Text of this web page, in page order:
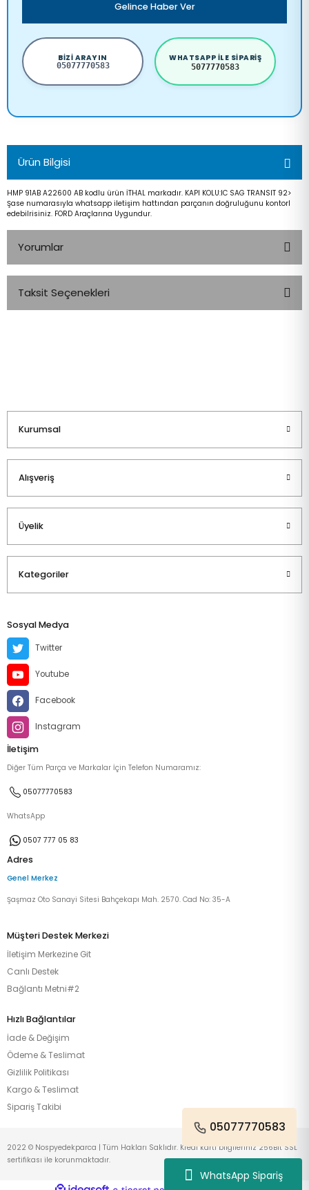
WhatsApp Sipariş
Gelince Haber Ver
BIZI ARAYIN
05077770583
WHATSAPP ILE SIPARIŞ
5077770583
Ürün Bilgisi
HMP 91AB A22600 AB kodlu ürün İTHAL markadır. KAPI KOLU:IC SAG TRANSIT 92>
Şase numarasıyla whatsapp iletişim hattından parçanın doğruluğunu kontorl
edebilrisiniz. FORD Araçlarına Uygundur.
Yorumlar
Taksit Seçenekleri
Kurumsal
Alışveriş
Üyelik
Kategoriler
Sosyal Medya
Twitter
Youtube
Facebook
Instagram
İletişim
Diğer Tüm Parça ve Markalar İçin Telefon Numaramız:
05077770583
WhatsApp
0507 777 05 83
Adres
Genel Merkez
Şaşmaz Oto Sanayi Sitesi Bahçekapı Mah. 2570. Cad No: 35-A
Müşteri Destek Merkezi
İletişim Merkezine Git
Canlı Destek
Bağlantı Metni#2
Hızlı Bağlantılar
İade & Değişim
Ödeme & Teslimat
Gizlilik Politikası
Kargo & Teslimat
Sipariş Takibi
05077770583
2022 © Nospyedekparca | Tüm Hakları Saklıdır. Kredi kartı bilgileriniz 256Bit SSL
sertifikası ile korunmaktadır.